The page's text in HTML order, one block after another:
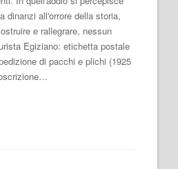
dinanzi all'orrore della storia,
e rallegrare, nessun
Egiziano: etichetta postale
di pacchi e plichi (1925